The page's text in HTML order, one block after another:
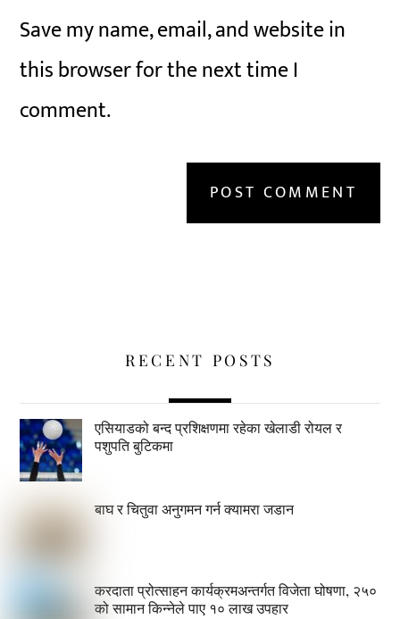
Save my name, email, and website in
this browser for the next time I
comment.
RECENT POSTS
एसियाडको बन्द प्रशिक्षणमा रहेका खेलाडी रोयल र
पशुपति बुटिकमा
बाघ र चितुवा अनुगमन गर्न क्यामरा जडान
करदाता प्रोत्साहन कार्यक्रमअन्तर्गत विजेता घोषणा, २५०
को सामान किन्नेले पाए १० लाख उपहार